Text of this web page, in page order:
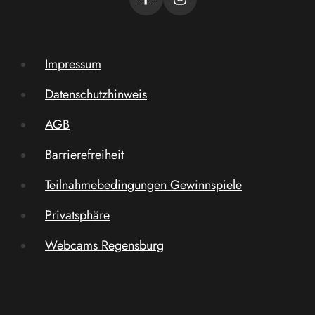
Impressum
Datenschutzhinweis
AGB
Barrierefreiheit
Teilnahmebedingungen Gewinnspiele
Privatsphäre
Webcams Regensburg